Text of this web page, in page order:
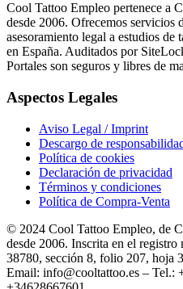
Cool Tattoo Empleo pertenece a
desde 2006. Ofrecemos
asesoramiento legal a estudios de
en España. Auditados por
Portales son seguros y libres de
Aspectos Legales
Aviso Legal / Imprint
Descargo de
Política de cookies
Declaración de privacidad
Términos y condiciones
Política de Compra-Venta
© 2024 Cool Tattoo Empleo, de
desde 2006. Inscrita en el
38780, sección 8, folio 207, hoja
Email: info@cooltattoo.es – Tel.: